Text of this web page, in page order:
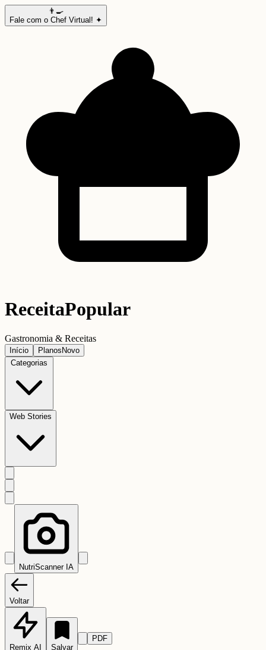
👨‍🍳
Fale com o Chef Virtual! ✦
ReceitaPopular
Gastronomia & Receitas
Início Planos Novo
Categorias
Web Stories
NutriScanner IA
Voltar
Remix AI Salvar
PDF